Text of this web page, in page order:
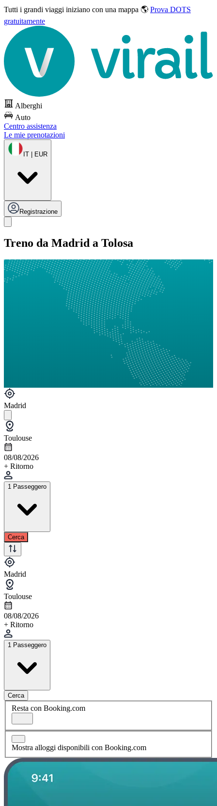
Tutti i grandi viaggi iniziano con una mappa 🌎 Prova DOTS
gratuitamente
Alberghi
Auto
Centro assistenza
Le mie prenotazioni
IT | EUR
Registrazione
Treno da Madrid a Tolosa
Madrid
Toulouse
08/08/2026
+ Ritorno
1 Passeggero
Cerca
Madrid
Toulouse
08/08/2026
+ Ritorno
1 Passeggero
Cerca
Resta con Booking.com
Mostra alloggi disponibili con Booking.com